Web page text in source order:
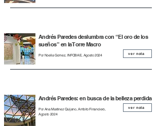
Andrés Paredes deslumbra con “El oro de los
sueños” en la Torre Macro
Por Noelia Gomez, INFOBAE, Agosto 2024 ver nota
Andrés Paredes: en busca de la belleza perdida
Por Ana Martinez Quijano, Ambito Financiero,
Agosto 2024
ver nota